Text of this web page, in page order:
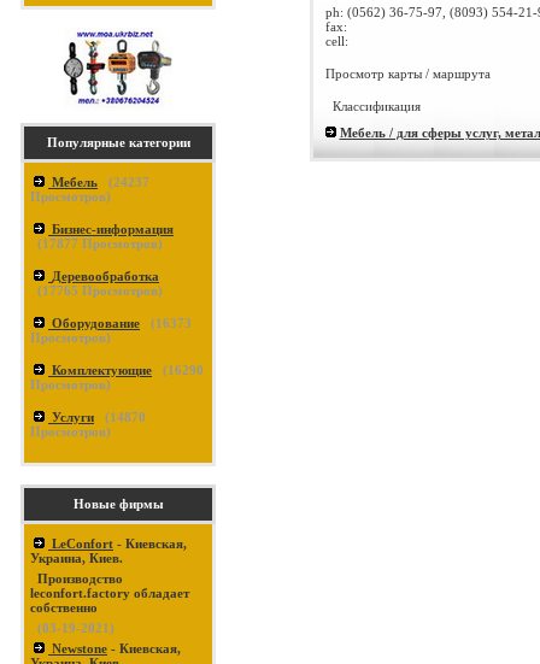
Популярные категории
Мебель (24237
Просмотров)
Бизнес-информация
(17877 Просмотров)
Деревообработка
(17765 Просмотров)
Оборудование (16373
Просмотров)
Комплектующие (16290
Просмотров)
Услуги (14870
Просмотров)
Новые фирмы
LeConfort - Киевская,
Украина, Киев.
Производство
leconfort.factory обладает
собственно
(03-19-2021)
Newstone - Киевская,
ph: (0562) 36-75-97, (8093) 554-21-
fax:
cell:
Просмотр карты / маршрута
Классификация
Мебель / для сферы услуг,